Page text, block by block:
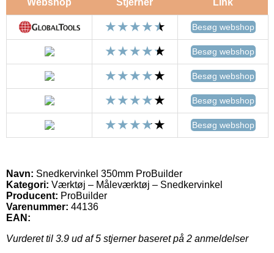
Besøg webshop
Besøg webshop
Besøg webshop
Besøg webshop
Besøg webshop
Navn: Snedkervinkel 350mm ProBuilder
Kategori: Værktøj – Måleværktøj – Snedkervinkel
Producent: ProBuilder
Varenummer: 44136
EAN:
Vurderet til 3.9 ud af 5 stjerner baseret på 2 anmeldelser